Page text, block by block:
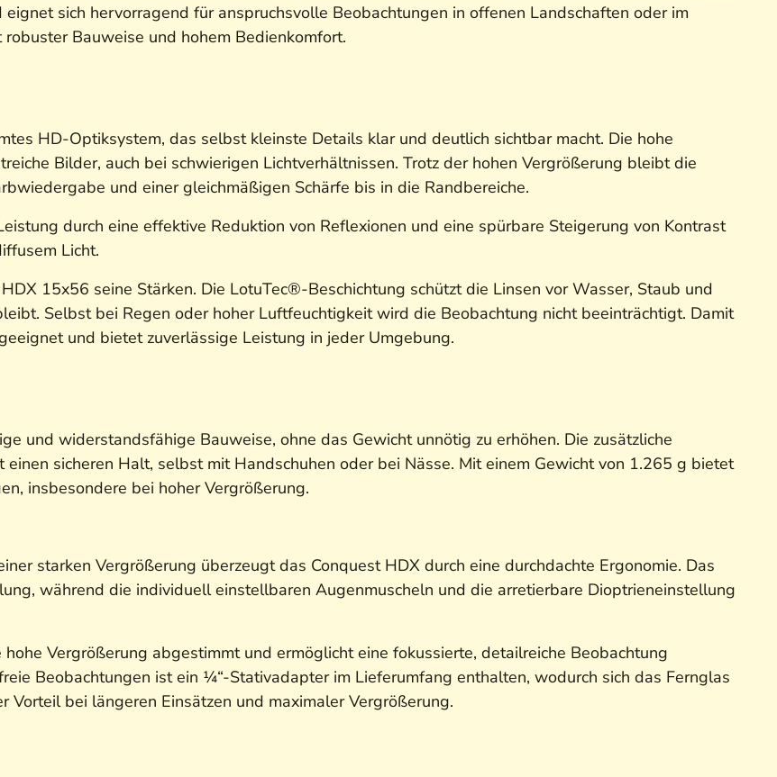
sich hervorragend für anspruchsvolle Beobachtungen in offenen Landschaften oder im
Bauweise und hohem Bedienkomfort.
HD-Optiksystem, das selbst kleinste Details klar und deutlich sichtbar macht. Die hohe
Bilder, auch bei schwierigen Lichtverhältnissen. Trotz der hohen Vergrößerung bleibt die
und einer gleichmäßigen Schärfe bis in die Randbereiche.
durch eine effektive Reduktion von Reflexionen und eine spürbare Steigerung von Kontrast
Licht.
15x56 seine Stärken. Die LotuTec®-Beschichtung schützt die Linsen vor Wasser, Staub und
Selbst bei Regen oder hoher Luftfeuchtigkeit wird die Beobachtung nicht beeinträchtigt. Damit
und bietet zuverlässige Leistung in jeder Umgebung.
und widerstandsfähige Bauweise, ohne das Gewicht unnötig zu erhöhen. Die zusätzliche
sicheren Halt, selbst mit Handschuhen oder bei Nässe. Mit einem Gewicht von 1.265 g bietet
insbesondere bei hoher Vergrößerung.
starken Vergrößerung überzeugt das Conquest HDX durch eine durchdachte Ergonomie. Das
während die individuell einstellbaren Augenmuscheln und die arretierbare Dioptrieneinstellung
Vergrößerung abgestimmt und ermöglicht eine fokussierte, detailreiche Beobachtung
Beobachtungen ist ein ¼“-Stativadapter im Lieferumfang enthalten, wodurch sich das Fernglas
bei längeren Einsätzen und maximaler Vergrößerung.